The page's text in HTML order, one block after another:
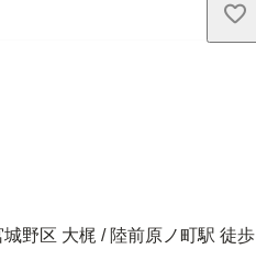
野区 大梶 / 陸前原ノ町駅 徒歩